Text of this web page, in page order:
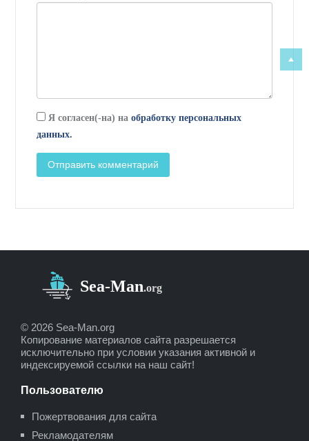
Я согласен(-на) наобработку персональных
данных.
© 2026 Sea-Man.org
Копирование материалов сайта разрешается
исключительно при условии указания активной и
индексируемой ссылки на наш сайт!
Пользователю
Пожертвования для сайта
Рекламодателям